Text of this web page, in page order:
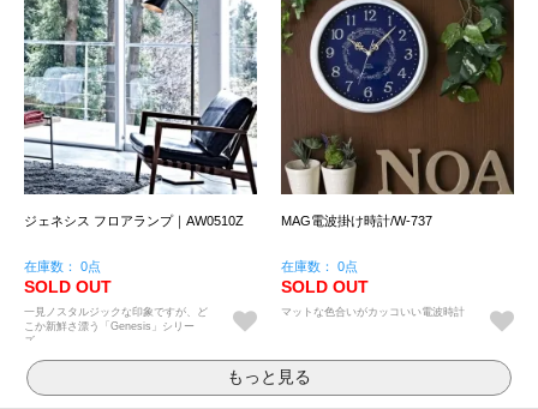
ジェネシス フロアランプ｜AW0510Z
在庫数： 0点
SOLD OUT
一見ノスタルジックな印象ですが、ど
こか新鮮さ漂う「Genesis」シリー
ズ。
MAG電波掛け時計/W-737
在庫数： 0点
SOLD OUT
マットな色合いがカッコいい電波時計